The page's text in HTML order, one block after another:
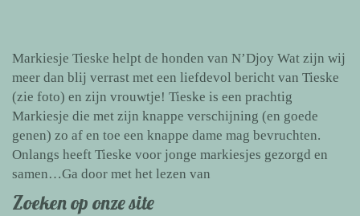
Markiesje Tieske helpt de honden van N’Djoy Wat zijn wij
meer dan blij verrast met een liefdevol bericht van Tieske
(zie foto) en zijn vrouwtje! Tieske is een prachtig
Markiesje die met zijn knappe verschijning (en goede
genen) zo af en toe een knappe dame mag bevruchten.
Onlangs heeft Tieske voor jonge markiesjes gezorgd en
samen…Ga door met het lezen van
Zoeken op onze site